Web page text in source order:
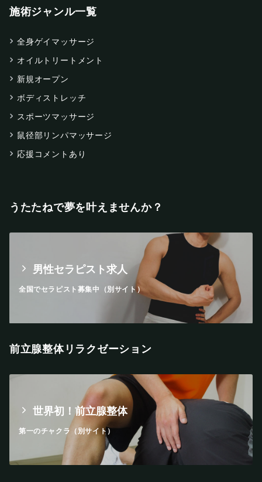
施術ジャンル一覧
全身ゲイマッサージ
オイルトリートメント
新規オープン
ボディストレッチ
スポーツマッサージ
鼠径部リンパマッサージ
応援コメントあり
うたたねで夢を叶えませんか？
男性セラピスト求人
全国でセラピスト募集中（別サイト）
前立腺整体リラクゼーション
世界初！前立腺整体
第一のチャクラ（別サイト）